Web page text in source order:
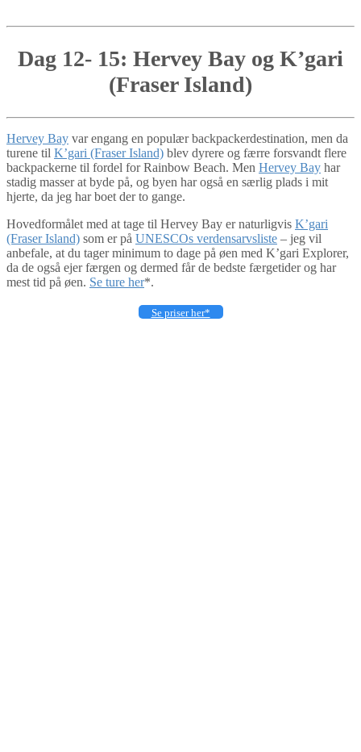
Dag 12- 15: Hervey Bay og K’gari
(Fraser Island)
Hervey Bay var engang en populær backpackerdestination, men da
turene til K’gari (Fraser Island) blev dyrere og færre forsvandt flere
backpackerne til fordel for Rainbow Beach. Men Hervey Bay har
stadig masser at byde på, og byen har også en særlig plads i mit
hjerte, da jeg har boet der to gange.
Hovedformålet med at tage til Hervey Bay er naturligvis K’gari
(Fraser Island) som er på UNESCOs verdensarvsliste – jeg vil
anbefale, at du tager minimum to dage på øen med K’gari Explorer,
da de også ejer færgen og dermed får de bedste færgetider og har
mest tid på øen. Se ture her*.
Se priser her*